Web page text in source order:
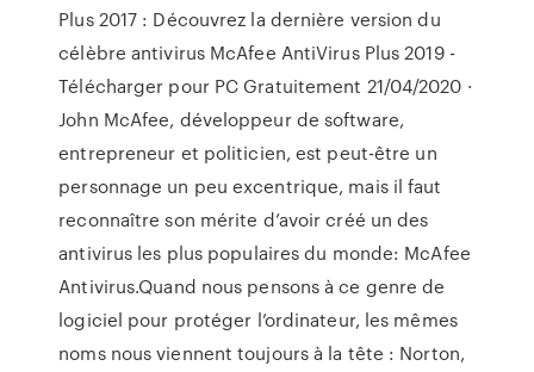
Plus 2017 : Découvrez la dernière version du
célèbre antivirus McAfee AntiVirus Plus 2019 -
Télécharger pour PC Gratuitement 21/04/2020 ·
John McAfee, développeur de software,
entrepreneur et politicien, est peut-être un
personnage un peu excentrique, mais il faut
reconnaître son mérite d’avoir créé un des
antivirus les plus populaires du monde: McAfee
Antivirus.Quand nous pensons à ce genre de
logiciel pour protéger l’ordinateur, les mêmes
noms nous viennent toujours à la tête : Norton,